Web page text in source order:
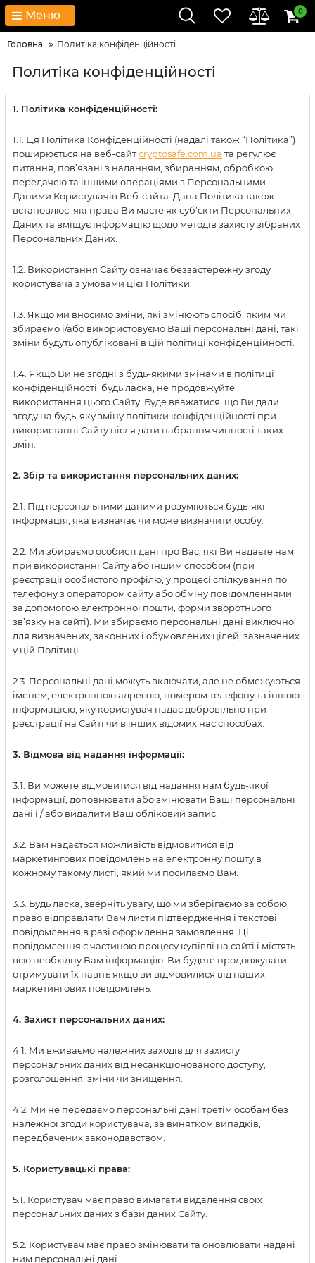
Меню 0
Головна Политіка конфіденційності
Политіка конфіденційності
1. Політика конфіденційності:
1.1. Ця Політика Конфіденційності (надалі також “Політика”)
поширюється на веб-сайтcryptosafe.com.ua та регулює
питання, пов’язані з наданням, збиранням, обробкою,
передачею та іншими операціями з Персональними
Даними Користувачів Веб-сайта. Дана Політика також
встановлює: які права Ви маєте як суб’єкти Персональних
Даних та вміщує інформацію щодо методів захисту зібраних
Персональних Даних.
1.2. Використання Сайту означає беззастережну згоду
користувача з умовами цієї Політики.
1.3. Якщо ми вносимо зміни, які змінюють спосіб, яким ми
збираємо і/або використовуємо Ваші персональні дані, такі
зміни будуть опубліковані в цій політиці конфіденційності.
1.4. Якщо Ви не згодні з будь-якими змінами в політиці
конфіденційності, будь ласка, не продовжуйте
використання цього Сайту. Буде вважатися, що Ви дали
згоду на будь-яку зміну політики конфіденційності при
використанні Сайту після дати набрання чинності таких
змін.
2. Збір та використання персональних даних:
2.1. Під персональними даними розуміються будь-які
інформація, яка визначає чи може визначити особу.
2.2. Ми збираємо особисті дані про Вас, які Ви надаєте нам
при використанні Сайту або іншим способом (при
реєстрації особистого профілю, у процесі спілкування по
телефону з оператором сайту або обміну повідомленнями
за допомогою електронної пошти, форми зворотнього
зв’язку на сайті). Ми збираємо персональні дані виключно
для визначених, законних і обумовлених цілей, зазначених
у цій Політиці.
2.3. Персональні дані можуть включати, але не обмежуються
іменем, електронною адресою, номером телефону та іншою
інформацією, яку користувач надає добровільно при
реєстрації на Сайті чи в інших відомих нас способах.
3. Відмова від надання інформації:
3.1. Ви можете відмовитися від надання нам будь-якої
інформації, доповнювати або змінювати Ваші персональні
дані і / або видалити Ваш обліковий запис.
3.2. Вам надається можливість відмовитися від
маркетингових повідомлень на електронну пошту в
кожному такому листі, який ми посилаємо Вам.
3.3. Будь ласка, зверніть увагу, що ми зберігаємо за собою
право відправляти Вам листи підтвердження і текстові
повідомлення в разі оформлення замовлення. Ці
повідомлення є частиною процесу купівлі на сайті і містять
всю необхідну Вам інформацію. Ви будете продовжувати
отримувати їх навіть якщо ви відмовилися від наших
маркетингових повідомлень.
4. Захист персональних даних:
4.1. Ми вживаємо належних заходів для захисту
персональних даних від несанкціонованого доступу,
розголошення, зміни чи знищення.
4.2. Ми не передаємо персональні дані третім особам без
належної згоди користувача, за винятком випадків,
передбачених законодавством.
5. Користувацькі права:
5.1. Користувач має право вимагати видалення своїх
персональних даних з бази даних Сайту.
5.2. Користувач має право змінювати та оновлювати надані
ним персональні дані.